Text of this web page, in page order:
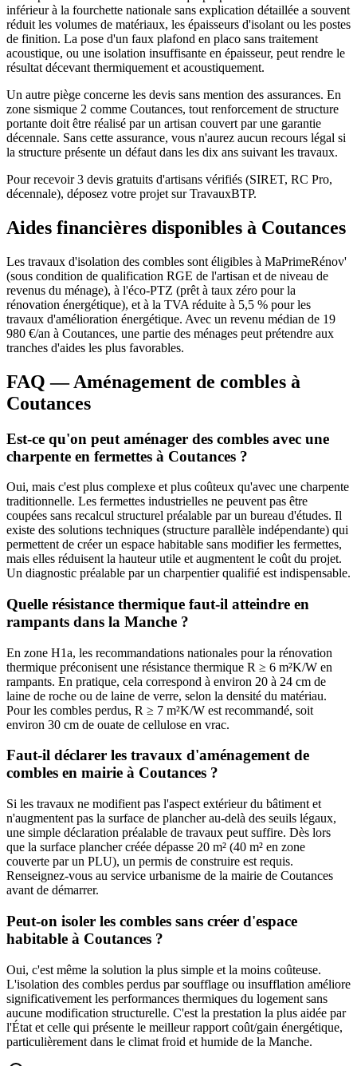
inférieur à la fourchette nationale sans explication détaillée a souvent
réduit les volumes de matériaux, les épaisseurs d'isolant ou les postes
de finition. La pose d'un faux plafond en placo sans traitement
acoustique, ou une isolation insuffisante en épaisseur, peut rendre le
résultat décevant thermiquement et acoustiquement.
Un autre piège concerne les devis sans mention des assurances. En
zone sismique 2 comme Coutances, tout renforcement de structure
portante doit être réalisé par un artisan couvert par une garantie
décennale. Sans cette assurance, vous n'aurez aucun recours légal si
la structure présente un défaut dans les dix ans suivant les travaux.
Pour recevoir 3 devis gratuits d'artisans vérifiés (SIRET, RC Pro,
décennale), déposez votre projet sur TravauxBTP.
Aides financières disponibles à Coutances
Les travaux d'isolation des combles sont éligibles à MaPrimeRénov'
(sous condition de qualification RGE de l'artisan et de niveau de
revenus du ménage), à l'éco-PTZ (prêt à taux zéro pour la
rénovation énergétique), et à la TVA réduite à 5,5 % pour les
travaux d'amélioration énergétique. Avec un revenu médian de 19
980 €/an à Coutances, une partie des ménages peut prétendre aux
tranches d'aides les plus favorables.
FAQ — Aménagement de combles à
Coutances
Est-ce qu'on peut aménager des combles avec une
charpente en fermettes à Coutances ?
Oui, mais c'est plus complexe et plus coûteux qu'avec une charpente
traditionnelle. Les fermettes industrielles ne peuvent pas être
coupées sans recalcul structurel préalable par un bureau d'études. Il
existe des solutions techniques (structure parallèle indépendante) qui
permettent de créer un espace habitable sans modifier les fermettes,
mais elles réduisent la hauteur utile et augmentent le coût du projet.
Un diagnostic préalable par un charpentier qualifié est indispensable.
Quelle résistance thermique faut-il atteindre en
rampants dans la Manche ?
En zone H1a, les recommandations nationales pour la rénovation
thermique préconisent une résistance thermique R ≥ 6 m²K/W en
rampants. En pratique, cela correspond à environ 20 à 24 cm de
laine de roche ou de laine de verre, selon la densité du matériau.
Pour les combles perdus, R ≥ 7 m²K/W est recommandé, soit
environ 30 cm de ouate de cellulose en vrac.
Faut-il déclarer les travaux d'aménagement de
combles en mairie à Coutances ?
Si les travaux ne modifient pas l'aspect extérieur du bâtiment et
n'augmentent pas la surface de plancher au-delà des seuils légaux,
une simple déclaration préalable de travaux peut suffire. Dès lors
que la surface plancher créée dépasse 20 m² (40 m² en zone
couverte par un PLU), un permis de construire est requis.
Renseignez-vous au service urbanisme de la mairie de Coutances
avant de démarrer.
Peut-on isoler les combles sans créer d'espace
habitable à Coutances ?
Oui, c'est même la solution la plus simple et la moins coûteuse.
L'isolation des combles perdus par soufflage ou insufflation améliore
significativement les performances thermiques du logement sans
aucune modification structurelle. C'est la prestation la plus aidée par
l'État et celle qui présente le meilleur rapport coût/gain énergétique,
particulièrement dans le climat froid et humide de la Manche.